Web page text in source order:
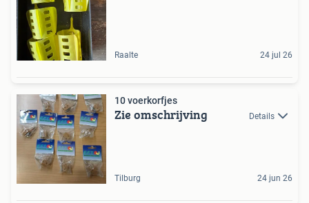
Raalte 24 jul 26
10 voerkorfjes
Zie omschrijving Details
Tilburg 24 jun 26